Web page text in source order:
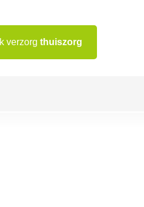
Ik verzorg thuiszorg